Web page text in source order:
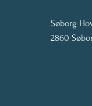
Søborg
2860